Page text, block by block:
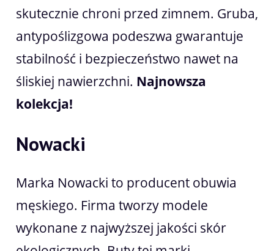
skutecznie chroni przed zimnem. Gruba,
antypoślizgowa podeszwa gwarantuje
stabilność i bezpieczeństwo nawet na
śliskiej nawierzchni. Najnowsza
kolekcja!
Nowacki
Marka Nowacki to producent obuwia
męskiego. Firma tworzy modele
wykonane z najwyższej jakości skór